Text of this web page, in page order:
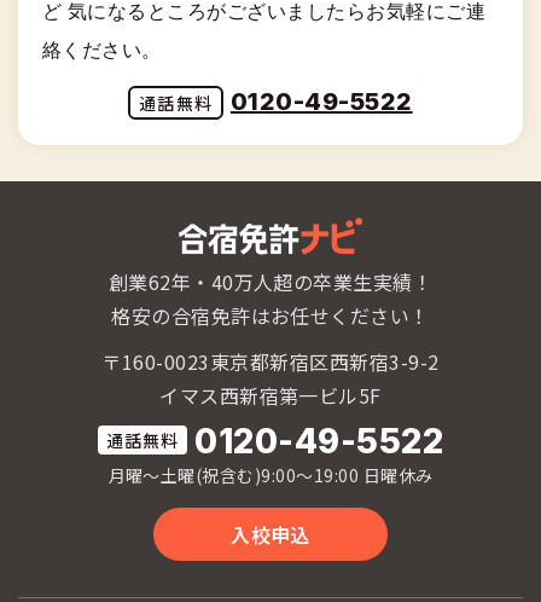
ど 気になるところがございましたらお気軽にご連
絡ください。
0120-49-5522
創業62年・40万人超の卒業生実績！
格安の合宿免許はお任せください！
〒160-0023東京都新宿区西新宿3-9-2
イマス西新宿第一ビル5F
0120-49-5522
月曜〜土曜(祝含む)9:00〜19:00 日曜休み
入校申込